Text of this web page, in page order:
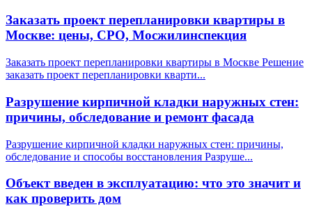
Заказать проект перепланировки квартиры в
Москве: цены, СРО, Мосжилинспекция
Заказать проект перепланировки квартиры в Москве Решение
заказать проект перепланировки кварти...
Разрушение кирпичной кладки наружных стен:
причины, обследование и ремонт фасада
Разрушение кирпичной кладки наружных стен: причины,
обследование и способы восстановления Разруше...
Объект введен в эксплуатацию: что это значит и
как проверить дом